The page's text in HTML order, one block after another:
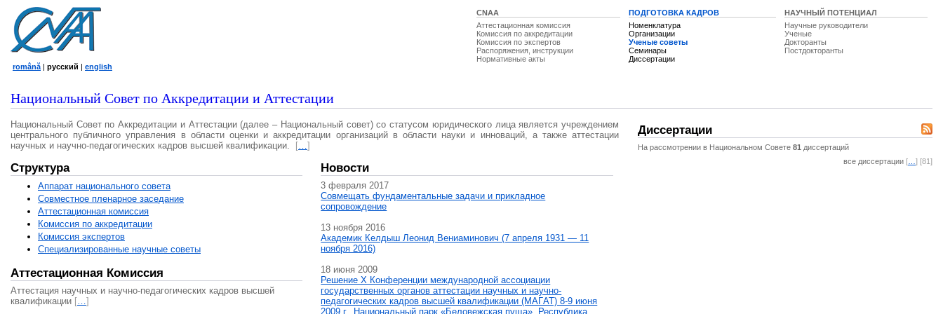
CNAA
Аттестационная комиссия
Комиссия по аккредитации
Комиссия по экспертов
Распоряжения, инструкции
Нормативные акты
ПОДГОТОВКА КАДРОВ
Номенклатура
Организации
Ученые советы
Семинары
Диссертации
НАУЧНЫЙ ПОТЕНЦИАЛ
Научные руководители
Ученые
Докторанты
Постдокторанты
română | русский | english
Национальный Совет по Аккредитации и Аттестации
Национальный Совет по Аккредитации и Аттестации (далее – Национальный совет) со статусом юридического лица является учреждением
центрального публичного управления в области оценки и аккредитации организаций в области науки и инноваций, а также аттестации
научных и научно-педагогических кадров высшей квалификации.
[…]
Структура
Аппарат национального совета
Совместное пленарное заседание
Аттестационная комисcия
Комиссия по аккредитации
Комиссия экспертов
Специализированные научные советы
Аттестационная Комиссия
Аттестация научных и научно-педагогических кадров высшей
квалификации […]
Новости
3 февраля 2017
Совмещать фундаментальные задачи и прикладное
сопровождение
13 ноября 2016
Академик Келдыш Леонид Вениаминович (7 апреля 1931 — 11
ноября 2016)
18 июня 2009
Решение X Конференции международной ассоциации
государственных органов аттестации научных и научно-
педагогических кадров высшей квалификации (МАГAT) 8-9 июня
2009 г., Национальный парк «Беловежская пуща», Республика
Диссертации
На рассмотрении в Национальном Совете 81 диссертаций
все диссертации [ ] [81]